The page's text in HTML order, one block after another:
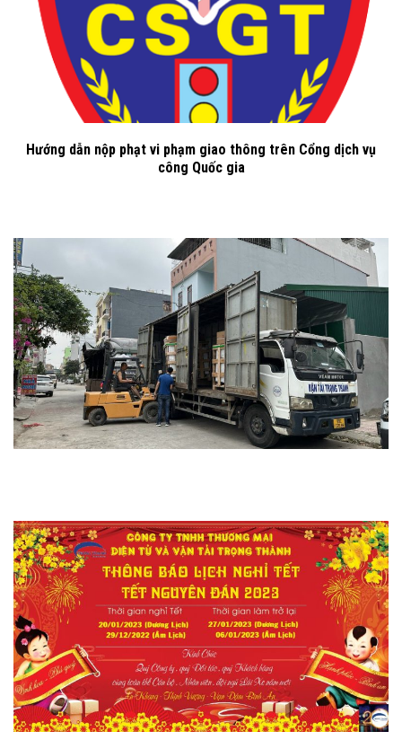
Hướng dẫn nộp phạt vi phạm giao thông trên Cổng dịch vụ
công Quốc gia